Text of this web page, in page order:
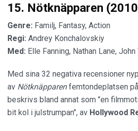
15. Nötknäpparen
Genre: Familj, Fantasy, Action
Regi: Andrey Konchalovskiy
Med: Elle Fanning, Nathan Lane, John
Med sina 32 negativa recensioner
av Nötknäpparenfemtondeplatsen
beskrivs bland annat som "en
bit kol i julstrumpan", av Hollywood